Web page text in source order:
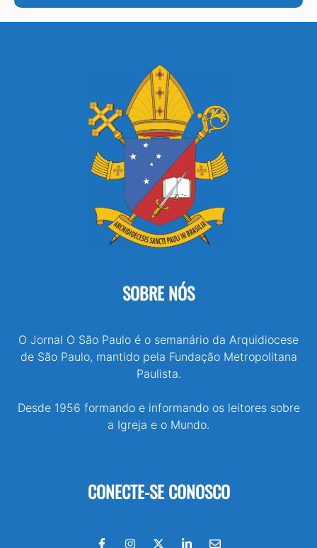
SOBRE NÓS
O Jornal O São Paulo é o semanário da Arquidiocese
de São Paulo, mantido pela Fundação Metropolitana
Paulista.
Desde 1956 formando e informando os leitores sobre
a Igreja e o Mundo.
CONECTE-SE CONOSCO